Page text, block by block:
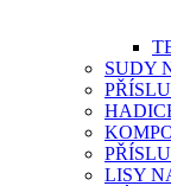
SUDY
LISY